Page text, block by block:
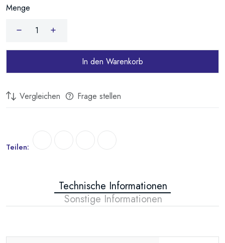
Menge
In den Warenkorb
Vergleichen Frage stellen
Teilen:
Technische Informationen
Sonstige Informationen